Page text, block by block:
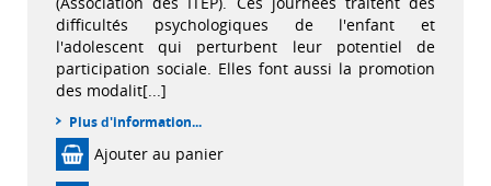
difficultés psychologiques de l'enfant et
l'adolescent qui perturbent leur potentiel de
participation sociale. Elles font aussi la promotion
des modalit[...]
Plus d'information...
Ajouter au panier